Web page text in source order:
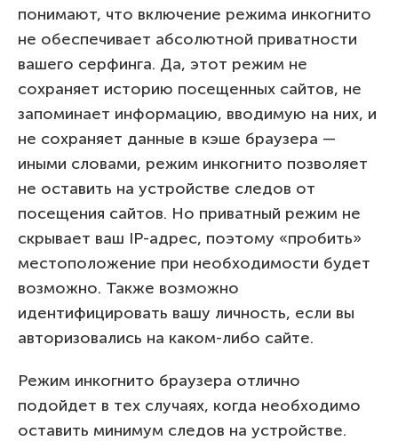
понимают, что включение режима инкогнито
не обеспечивает абсолютной приватности
вашего серфинга. Да, этот режим не
сохраняет историю посещенных сайтов, не
запоминает информацию, вводимую на них, и
не сохраняет данные в кэше браузера —
иными словами, режим инкогнито позволяет
не оставить на устройстве следов от
посещения сайтов. Но приватный режим не
скрывает ваш IP-адрес, поэтому «пробить»
местоположение при необходимости будет
возможно. Также возможно
идентифицировать вашу личность, если вы
авторизовались на каком-либо сайте.
Режим инкогнито браузера отлично
подойдет в тех случаях, когда необходимо
оставить минимум следов на устройстве.